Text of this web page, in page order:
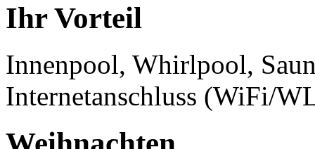
Ihr Vorteil
Innenpool, Whirlpool,
Internetanschluss (WiFi/